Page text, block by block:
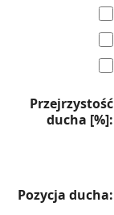
Przejrzystość
ducha [%]
Pozycja ducha